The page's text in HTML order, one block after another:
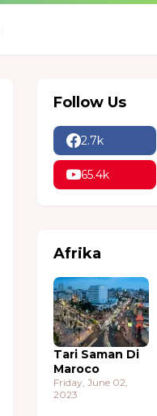
Follow Us
2.7k
65.4k
Afrika
Tari Saman Di
Maroco
Friday, June 02,
2023